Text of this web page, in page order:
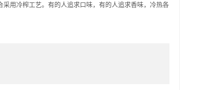
用冷榨工艺。有的人追求口味，有的人追求香味，冷热各